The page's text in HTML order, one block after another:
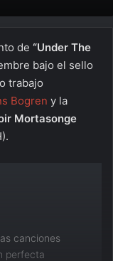
de “Under The
bajo el sello
trabajo
Bogren y la
Mortasonge
canciones
perfecta